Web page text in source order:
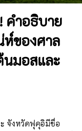
คำอธิบาย
ห์ของศาล
นมอสและ
จังหวัดฟุคุอิมีชื่อ